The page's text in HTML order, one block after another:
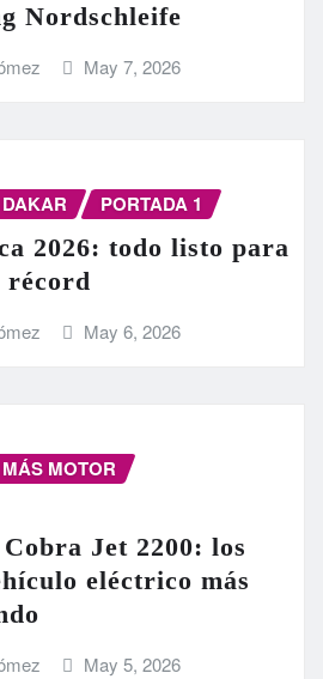
Nordschleife
May 7, 2026
DAKAR PORTADA 1
2026: todo listo para
récord
May 6, 2026
MÁS MOTOR
Jet 2200: los
eléctrico más
May 5, 2026